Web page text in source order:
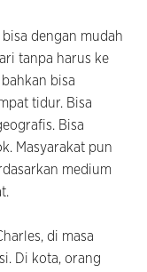
dengan mudah
tanpa harus ke
bisa
tidur. Bisa
Bisa
Masyarakat pun
medium
di masa
Di kota, orang